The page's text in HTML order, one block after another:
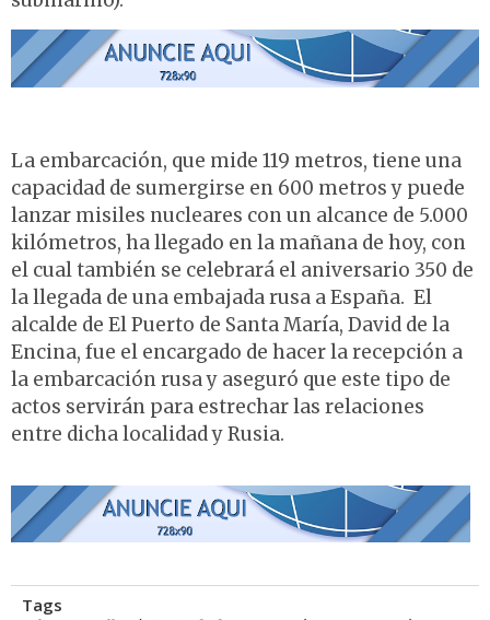
La embarcación, que mide 119 metros, tiene una
capacidad de sumergirse en 600 metros y puede
lanzar misiles nucleares con un alcance de 5.000
kilómetros, ha llegado en la mañana de hoy, con
el cual también se celebrará el aniversario 350 de
la llegada de una embajada rusa a España. El
alcalde de El Puerto de Santa María, David de la
Encina, fue el encargado de hacer la recepción a
la embarcación rusa y aseguró que este tipo de
actos servirán para estrechar las relaciones
entre dicha localidad y Rusia.
Tags